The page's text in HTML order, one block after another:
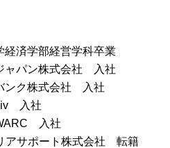
経済学部経営学科卒業
ャパン株式会社 入社
ンク株式会社 入社
入社
入社
アサポート株式会社 転籍